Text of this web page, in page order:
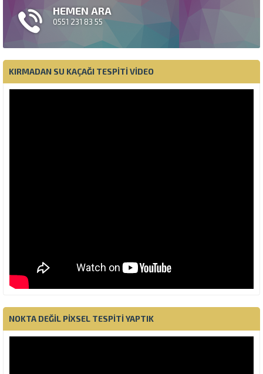
Servisi Bağcılar yeni...
HEMEN ARA
0551 231 83 55
KIRMADAN SU KAÇAĞI TESPITI VIDEO
NOKTA DEĞIL PIXSEL TESPITI YAPTIK